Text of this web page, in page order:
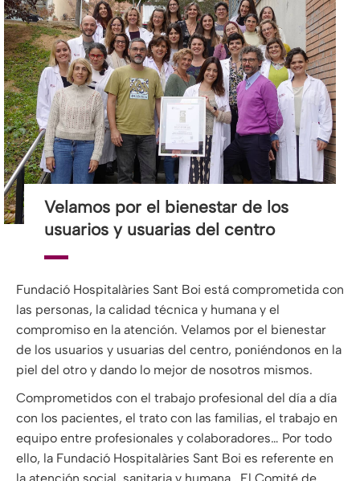
Velamos por el bienestar de los
usuarios y usuarias del centro
Fundació Hospitalàries Sant Boi está comprometida con
las personas, la calidad técnica y humana y el
compromiso en la atención. Velamos por el bienestar
de los usuarios y usuarias del centro, poniéndonos en la
piel del otro y dando lo mejor de nosotros mismos.
Comprometidos con el trabajo profesional del día a día
con los pacientes, el trato con las familias, el trabajo en
equipo entre profesionales y colaboradores… Por todo
ello, la Fundació Hospitalàries Sant Boi es referente en